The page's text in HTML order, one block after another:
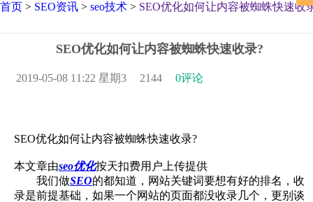
首页 > SEO资讯 > seo技术 > SEO优化如何让内容被蜘蛛快速收
SEO优化如何让内容被蜘蛛快速收录?
2019-05-08 11:22 星期3 2144 0评论
SEO优化如何让内容被蜘蛛快速收录?
本文章由seo优化按天扣费用户上传提供
我们做SEO的都知道，网站关键词要想有好的排名，收
录是前提基础，如果一个网站的页面都没收录几个，更别谈